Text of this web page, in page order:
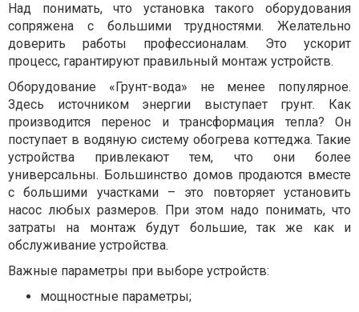
Над понимать, что установка такого оборудования
сопряжена с большими трудностями. Желательно
доверить работы профессионалам. Это ускорит
процесс, гарантируют правильный монтаж устройств.
Оборудование «Грунт-вода» не менее популярное.
Здесь источником энергии выступает грунт. Как
производится перенос и трансформация тепла? Он
поступает в водяную систему обогрева коттеджа. Такие
устройства привлекают тем, что они более
универсальны. Большинство домов продаются вместе
с большими участками – это повторяет установить
насос любых размеров. При этом надо понимать, что
затраты на монтаж будут большие, так же как и
обслуживание устройства.
Важные параметры при выборе устройств:
мощностные параметры;